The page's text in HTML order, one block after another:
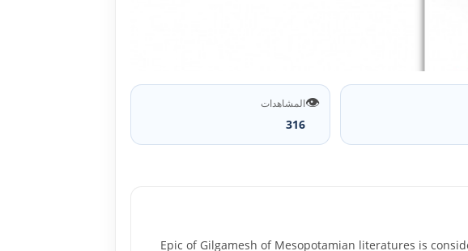
👁️المشاهدات
316
Epic of Gilgamesh of Mesopotamian literatures is